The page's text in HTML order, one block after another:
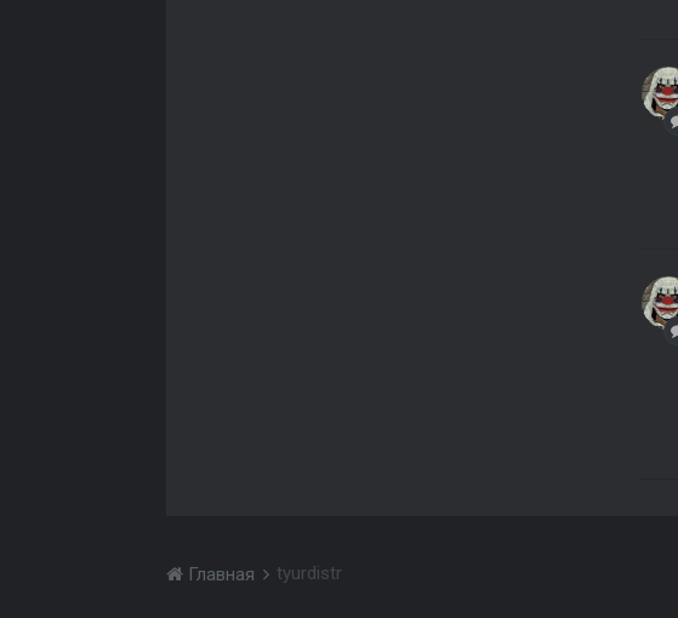
Главная tyurdistr